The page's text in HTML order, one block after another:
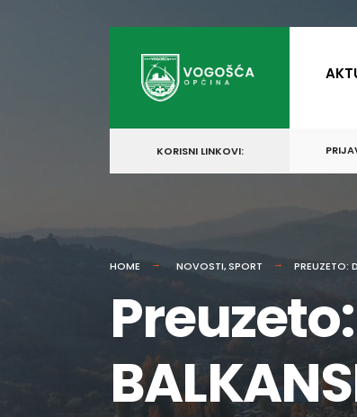
content
KORISNI LINKOVI:
HOME NOVOSTI,SPORT PREUZETO:
Preuzeto: